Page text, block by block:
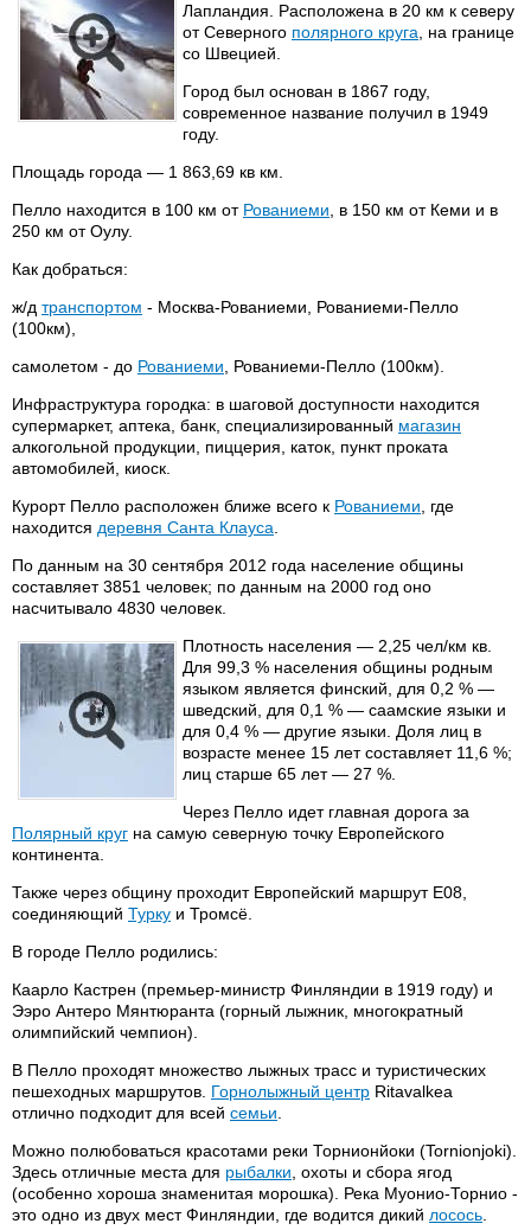
Лапландия. Расположена в 20 км к северу
от Северного полярного круга , на границе
со Швецией.
Город был основан в 1867 году,
современное название получил в 1949
году.
Площадь города — 1 863,69 кв км.
Пелло находится в 100 км от Рованиеми , в 150 км от Кеми и в
250 км от Оулу.
Как добраться:
ж/д транспортом - Москва-Рованиеми, Рованиеми-Пелло
(100км),
самолетом - до Рованиеми , Рованиеми-Пелло (100км).
Инфраструктура городка: в шаговой доступности находится
супермаркет, аптека, банк, специализированный магазин
алкогольной продукции, пиццерия, каток, пункт проката
автомобилей, киоск.
Курорт Пелло расположен ближе всего к Рованиеми , где
находится деревня Санта Клауса
По данным на 30 сентября 2012 года население общины
составляет 3851 человек; по данным на 2000 год оно
насчитывало 4830 человек.
Плотность населения — 2,25 чел/км кв.
Для 99,3 % населения общины родным
языком является финский, для 0,2 % —
шведский, для 0,1 % — саамские языки и
для 0,4 % — другие языки. Доля лиц в
возрасте менее 15 лет составляет 11,6 %;
лиц старше 65 лет — 27 %.
Через Пелло идет главная дорога за
Полярный круг на самую северную точку Европейского
континента.
Также через общину проходит Европейский маршрут E08,
соединяющий Турку и Тромсё.
В городе Пелло родились:
Каарло Кастрен (премьер-министр Финляндии в 1919 году) и
Ээро Антеро Мянтюранта (горный лыжник, многократный
олимпийский чемпион).
В Пелло проходят множество лыжных трасс и туристических
пешеходных маршрутов. Горнолыжный центр Ritavalkea
отлично подходит для всей семьи
Можно полюбоваться красотами реки Торнионйоки (Tornionjoki).
Здесь отличные места для рыбалки , охоты и сбора ягод
(особенно хороша знаменитая морошка). Река Муонио-Торнио -
это одно из двух мест Финляндии, где водится дикий лосось